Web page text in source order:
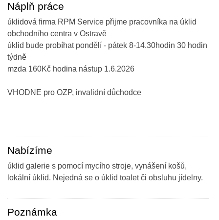
Náplň práce
úklidová firma RPM Service přijme pracovníka na úklid
obchodního centra v Ostravě
úklid bude probíhat pondělí - pátek 8-14.30hodin 30 hodin
týdně
mzda 160Kč hodina nástup 1.6.2026
VHODNE pro OZP, invalidní důchodce
Nabízíme
úklid galerie s pomocí mycího stroje, vynášení košů,
lokální úklid. Nejedná se o úklid toalet či obsluhu jídelny.
Poznámka